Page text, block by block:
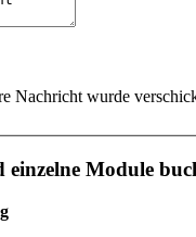
Nachricht wurde
Module